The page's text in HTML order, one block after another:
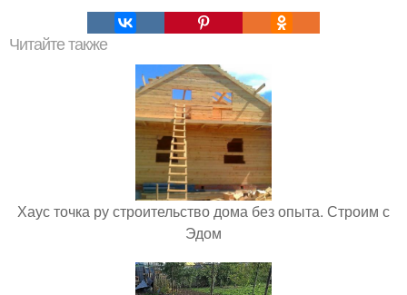
Читайте также
Хаус точка ру строительство дома без опыта. Строим с
Эдом